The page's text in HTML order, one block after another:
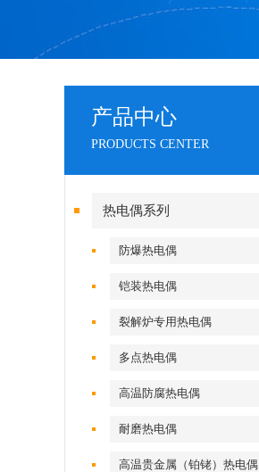
产品中心
PRODUCTS CENTER
热电偶系列
防爆热电偶
铠装热电偶
裂解炉专用热电偶
多点热电偶
高温防腐热电偶
耐磨热电偶
高温贵金属（铂铑）热电偶